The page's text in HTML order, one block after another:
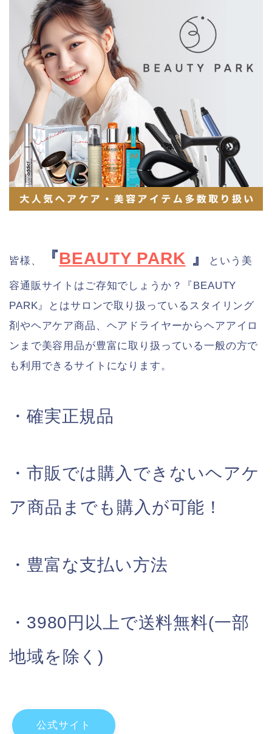
皆様、 『BEAUTY PARK 』 という美
容通販サイトはご存知でしょうか？『BEAUTY
PARK』とはサロンで取り扱っているスタイリング
剤やヘアケア商品、ヘアドライヤーからヘアアイロ
ンまで美容用品が豊富に取り扱っている一般の方で
も利用できるサイトになります。
・確実正規品
・市販では購入できないヘアケ
ア商品までも購入が可能！
・豊富な支払い方法
・3980円以上で送料無料(一部
地域を除く)
公式サイト